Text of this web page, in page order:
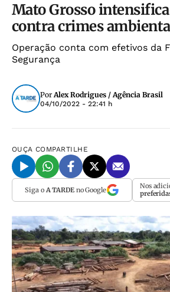
Mato Grosso intensifica
contra crimes
Operação conta com efetivos da
Segurança
PorAlex Rodrigues / Agência Brasil
04/10/2022 - 22:41 h
OUÇA COMPARTILHE
Siga o A TARDEno Google Nos